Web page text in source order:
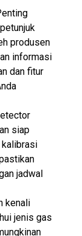
produsen
informasi
dan fitur
siap
kalibrasi
jadwal
kenali
jenis gas